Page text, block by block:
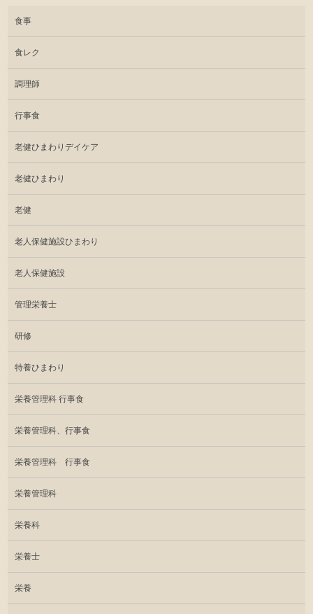
食事
食レク
調理師
行事食
老健ひまわりデイケア
老健ひまわり
老健
老人保健施設ひまわり
老人保健施設
管理栄養士
研修
特養ひまわり
栄養管理科 行事食
栄養管理科、行事食
栄養管理科 行事食
栄養管理科
栄養科
栄養士
栄養